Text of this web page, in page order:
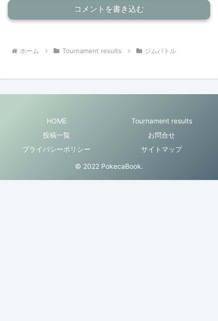
コメントを書き込む
ホーム Tournament results ジムバトル
HOME
Tournament results
投稿一覧
お問合せ
プライバシーポリシー
サイトマップ
© 2022 PokecaBook.